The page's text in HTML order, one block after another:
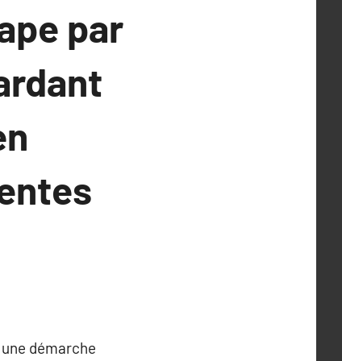
par
démarche